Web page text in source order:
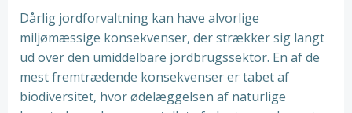
Dårlig jordforvaltning kan have alvorlige
miljømæssige konsekvenser, der strækker sig langt
ud over den umiddelbare jordbrugssektor. En af de
mest fremtrædende konsekvenser er tabet af
biodiversitet, hvor ødelæggelsen af naturlige